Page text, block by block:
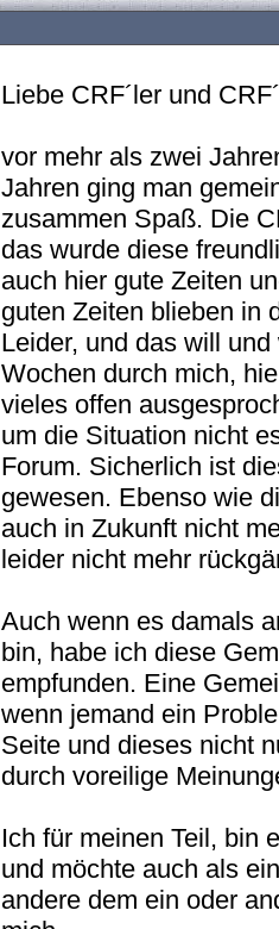
Liebe CRF´ler und
vor mehr als zwei
Jahren ging man
zusammen Spaß. Die
das wurde diese
auch hier gute Zeiten
guten Zeiten blieben in
Leider, und das will
Wochen durch mich,
vieles offen
um die Situation nicht
Forum. Sicherlich ist
gewesen. Ebenso wie
auch in Zukunft nicht
leider nicht mehr
Auch wenn es damals
bin, habe ich diese
empfunden. Eine
wenn jemand ein
Seite und dieses nicht
durch voreilige
Ich für meinen Teil, bin
und möchte auch als
andere dem ein oder